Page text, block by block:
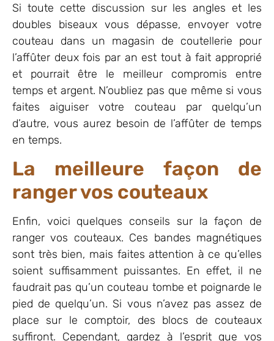
Si toute cette discussion sur les angles et les
doubles biseaux vous dépasse, envoyer votre
couteau dans un magasin de coutellerie pour
l’affûter deux fois par an est tout à fait approprié
et pourrait être le meilleur compromis entre
temps et argent. N’oubliez pas que même si vous
faites aiguiser votre couteau par quelqu’un
d’autre, vous aurez besoin de l’affûter de temps
en temps.
La meilleure façon de
ranger vos couteaux
Enfin, voici quelques conseils sur la façon de
ranger vos couteaux. Ces bandes magnétiques
sont très bien, mais faites attention à ce qu’elles
soient suffisamment puissantes. En effet, il ne
faudrait pas qu’un couteau tombe et poignarde le
pied de quelqu’un. Si vous n’avez pas assez de
place sur le comptoir, des blocs de couteaux
suffiront. Cependant, gardez à l’esprit que vos